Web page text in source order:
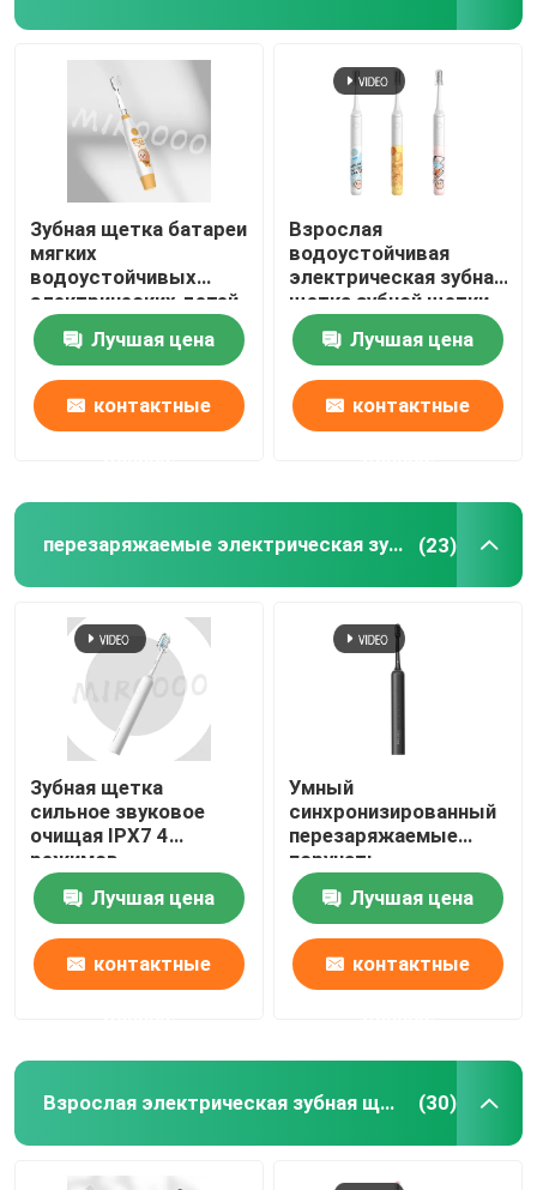
Зубная щетка батареи
мягких
водоустойчивых
электрических детей
зубной щетки IPX7
очищаяЛучшая цена
контактные
Взрослая
водоустойчивая
электрическая зубная
щетка зубной щетки
IPX7 ультразвуковая
перезаряжаемые
Лучшая цена
контактные
перезаряжаемые электрическая зубная щетка (23)
Зубная щетка
сильное звуковое
очищая IPX7 4
режимов
перезаряжаемые
электрическая
водоустойчивая
Лучшая цена
контактные
Умный
синхронизированный
перезаряжаемые
поручать
электрической
зубной щетки
звуковой
беспроводной делает
водостойким
Лучшая цена
контактные
Взрослая электрическая зубная щетка (30)